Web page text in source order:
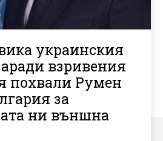
украинския
взривения
похвали Румен
за
ни външна